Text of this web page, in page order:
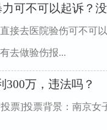
可不可以起诉？
接去医院验伤可不可
去做验伤报...
万，违法吗？
票]投票背景：南京女